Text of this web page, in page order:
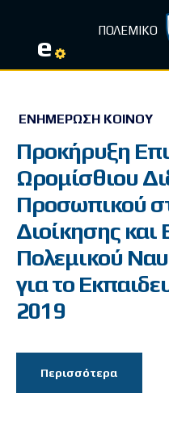
e ΠΟΛΕΜΙΚΟ
ΕΝΗΜΈΡΩΣΗ ΚΟΙΝΟΎ
Προκήρυξη
Ωρομίσθιου
Προσωπικού
Διοίκησης και
Πολεμικού
για το
2019
Περισσότερα